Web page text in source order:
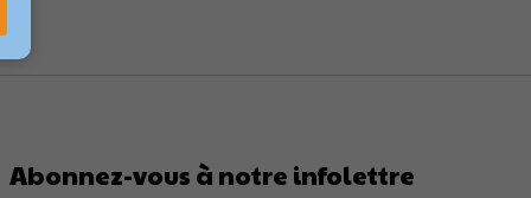
Abonnez-vous à notre infolettre